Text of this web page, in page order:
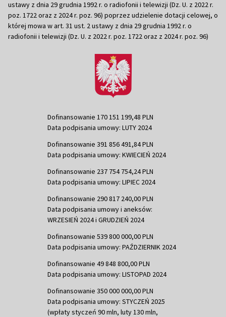
ustawy z dnia 29 grudnia 1992 r. o radiofonii i telewizji (Dz. U. z 2022 r.
poz. 1722 oraz z 2024 r. poz. 96) poprzez udzielenie dotacji celowej, o
której mowa w art. 31 ust. 2 ustawy z dnia 29 grudnia 1992 r. o
radiofonii i telewizji (Dz. U. z 2022 r. poz. 1722 oraz z 2024 r. poz. 96)
Dofinansowanie 170 151 199,48 PLN
Data podpisania umowy: LUTY 2024
Dofinansowanie 391 856 491,84 PLN
Data podpisania umowy: KWIECIEŃ 2024
Dofinansowanie 237 754 754,24 PLN
Data podpisania umowy: LIPIEC 2024
Dofinansowanie 290 817 240,00 PLN
Data podpisania umowy i aneksów:
WRZESIEŃ 2024 i GRUDZIEŃ 2024
Dofinansowanie 539 800 000,00 PLN
Data podpisania umowy: PAŹDZIERNIK 2024
Dofinansowanie 49 848 800,00 PLN
Data podpisania umowy: LISTOPAD 2024
Dofinansowanie 350 000 000,00 PLN
Data podpisania umowy: STYCZEŃ 2025
(wpłaty styczeń 90 mln, luty 130 mln,